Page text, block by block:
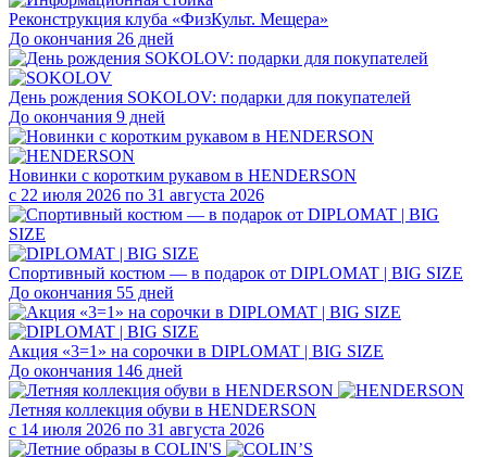
Реконструкция клуба «ФизКульт. Мещера»
До окончания 26 дней
День рождения SOKOLOV: подарки для покупателей
До окончания 9 дней
Новинки с коротким рукавом в HENDERSON
с 22 июля 2026 по 31 августа 2026
Спортивный костюм — в подарок от DIPLOMAT | BIG SIZE
До окончания 55 дней
Акция «3=1» на сорочки в DIPLOMAT | BIG SIZE
До окончания 146 дней
Летняя коллекция обуви в HENDERSON
с 14 июля 2026 по 31 августа 2026